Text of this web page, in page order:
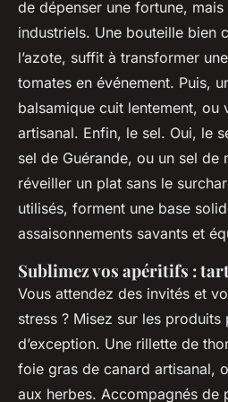
de dépenser une fortune,
industriels. Une bouteille bien
l’azote, suffit à transformer
tomates en événement. Puis,
balsamique cuit lentement, ou
artisanal. Enfin, le sel. Oui, le
sel de Guérande, ou un sel de
réveiller un plat sans le
utilisés, forment une base
assaisonnements savants et
Sublimez vos apéritifs :
Vous attendez des invités et
stress ? Misez sur les produits
d’exception. Une rillette de
foie gras de canard artisanal,
aux herbes. Accompagnés de